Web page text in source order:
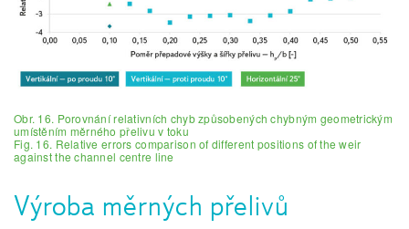
Obr. 16. Porovnání relativních chyb způsobených chybným geometrickým
umístěním měrného přelivu v toku
Fig. 16. Relative errors comparison of different positions of the weir
against the channel centre line
Výroba měrných přelivů